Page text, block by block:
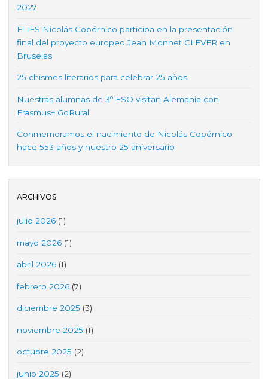
2027
El IES Nicolás Copérnico participa en la presentación
final del proyecto europeo Jean Monnet CLEVER en
Bruselas
25 chismes literarios para celebrar 25 años
Nuestras alumnas de 3º ESO visitan Alemania con
Erasmus+ GoRural
Conmemoramos el nacimiento de Nicolás Copérnico
hace 553 años y nuestro 25 aniversario
ARCHIVOS
julio 2026 (1)
mayo 2026 (1)
abril 2026 (1)
febrero 2026 (7)
diciembre 2025 (3)
noviembre 2025 (1)
octubre 2025 (2)
junio 2025 (2)